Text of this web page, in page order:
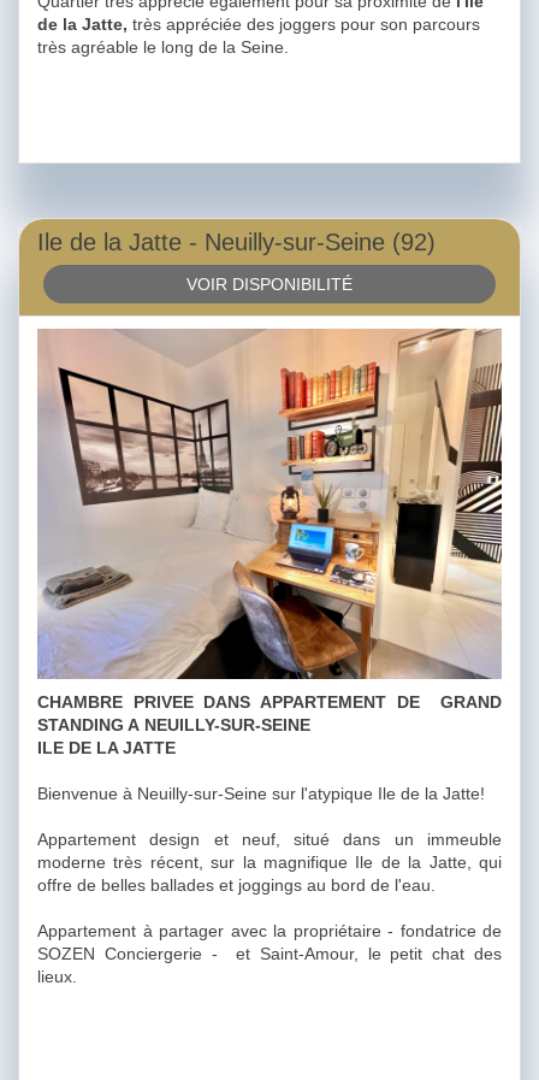
de la Jatte, très appréciée des joggers pour son parcours
très agréable le long de la Seine.
Ile de la Jatte - Neuilly-sur-Seine (92)
VOIR DISPONIBILITÉ
CHAMBRE PRIVEE DANS APPARTEMENT DE GRAND
STANDING A NEUILLY-SUR-SEINE
ILE DE LA JATTE
Bienvenue à Neuilly-sur-Seine sur l'atypique Ile de la Jatte!
Appartement design et neuf, situé dans un immeuble
moderne très récent, sur la magnifique Ile de la Jatte, qui
offre de belles ballades et joggings au bord de l'eau.
Appartement à partager avec la propriétaire - fondatrice de
SOZEN Conciergerie - et Saint-Amour, le petit chat des
lieux.